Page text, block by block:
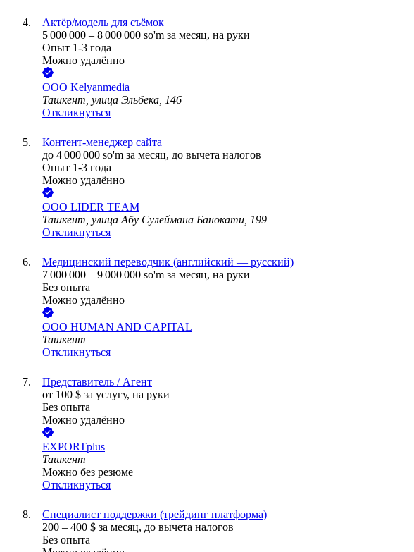
Актёр/модель для съёмок
5 000 000 – 8 000 000 so'm за месяц, на руки
Опыт 1-3 года
Можно удалённо
ООО Kelyanmedia
Ташкент, улица Эльбека, 146
Откликнуться
Контент-менеджер сайта
до 4 000 000 so'm за месяц, до вычета налогов
Опыт 1-3 года
Можно удалённо
ООО LIDER TEAM
Ташкент, улица Абу Сулеймана Банокати, 199
Откликнуться
Медицинский переводчик (английский — русский)
7 000 000 – 9 000 000 so'm за месяц, на руки
Без опыта
Можно удалённо
ООО HUMAN AND CAPITAL
Ташкент
Откликнуться
Представитель / Агент
от 100 $ за услугу, на руки
Без опыта
Можно удалённо
EXPORTplus
Ташкент
Можно без резюме
Откликнуться
Специалист поддержки (трейдинг платформа)
200 – 400 $ за месяц, до вычета налогов
Без опыта